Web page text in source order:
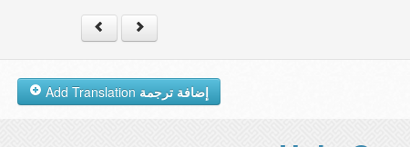
إضافة ترجمة